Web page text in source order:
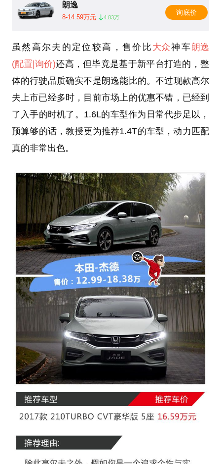
朗逸
8-14.59万元 4.83万
询底价
虽然高尔夫的定位较高，售价比 大众神车 朗逸
(配置 |询价)还高，但毕竟是基于新平台打造的，整
体的行驶品质确实不是朗逸能比的。不过现款高尔
夫上市已经多时，目前市场上的优惠不错，已经到
了入手的时机了。1.6L的车型作为日常代步足以，
预算够的话，教授更为推荐1.4T的车型，动力匹配
真的非常出色。